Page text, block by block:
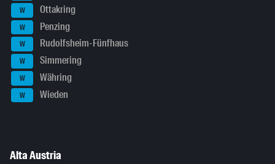
W Ottakring
W Penzing
W Rudolfsheim-Fünfhaus
W Simmering
W Währing
W Wieden
Alta Austria